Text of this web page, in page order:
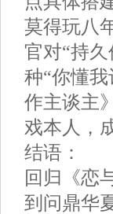
莫得玩八
官对“持
种“你懂
作主谈主
戏本人，
结语：
回归《恋
到问鼎华